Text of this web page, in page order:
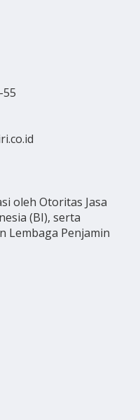
55
oleh Otoritas Jasa
(BI), serta
Lembaga Penjamin